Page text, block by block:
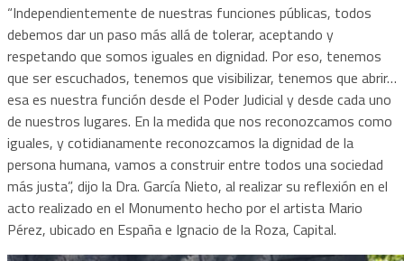
“Independientemente de nuestras funciones públicas, todos
debemos dar un paso más allá de tolerar, aceptando y
respetando que somos iguales en dignidad. Por eso, tenemos
que ser escuchados, tenemos que visibilizar, tenemos que abrir…
esa es nuestra función desde el Poder Judicial y desde cada uno
de nuestros lugares. En la medida que nos reconozcamos como
iguales, y cotidianamente reconozcamos la dignidad de la
persona humana, vamos a construir entre todos una sociedad
más justa”, dijo la Dra. García Nieto, al realizar su reflexión en el
acto realizado en el Monumento hecho por el artista Mario
Pérez, ubicado en España e Ignacio de la Roza, Capital.